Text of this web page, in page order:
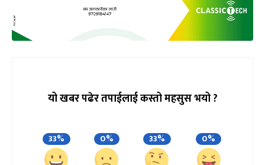
यो खबर पढेर तपाईलाई कस्तो महसुस भयो ?
33% 0% 33% 0%